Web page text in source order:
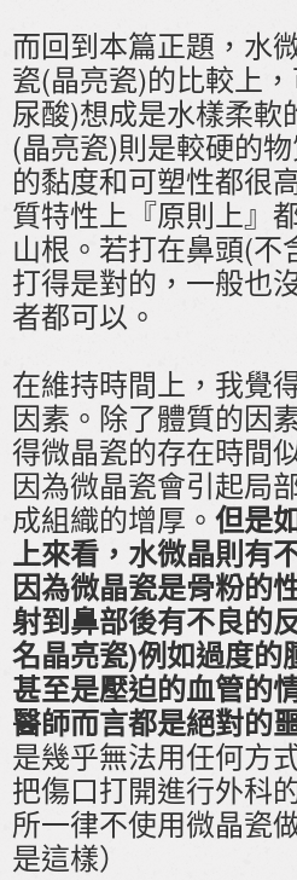
而回到本篇正題，水
瓷(晶亮瓷)的比較上
尿酸)想成是水樣柔軟
(晶亮瓷)則是較硬的
的黏度和可塑性都很
質特性上『原則上』
山根。若打在鼻頭(不
打得是對的，一般也
者都可以。
在維持時間上，我覺
因素。除了體質的因
得微晶瓷的存在時間
因為微晶瓷會引起局
成組織的增厚。 但是
上來看，水微晶則有
因為微晶瓷是骨粉的
射到鼻部後有不良的
名晶亮瓷)例如過度的
甚至是壓迫的血管的
醫師而言都是絕對的
是幾乎無法用任何方
把傷口打開進行外科
所一律不使用微晶瓷
是這樣）